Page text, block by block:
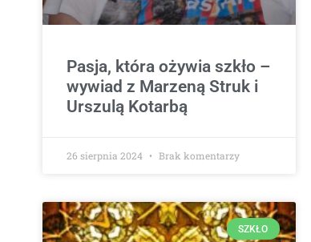
Pasja, która ożywia szkło –
wywiad z Marzeną Struk i
Urszulą Kotarbą
26 sierpnia 2024 Brak komentarzy
SZKŁO